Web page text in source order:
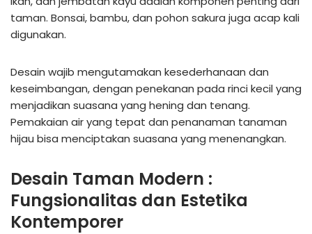
taman. Bonsai, bambu, dan pohon sakura juga acap kali
digunakan.
Desain wajib mengutamakan kesederhanaan dan
keseimbangan, dengan penekanan pada rinci kecil yang
menjadikan suasana yang hening dan tenang.
Pemakaian air yang tepat dan penanaman tanaman
hijau bisa menciptakan suasana yang menenangkan.
Desain Taman Modern :
Fungsionalitas dan Estetika
Kontemporer